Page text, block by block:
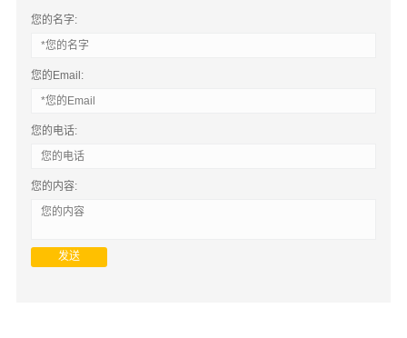
您的名字:
您的Email:
您的电话:
您的内容: